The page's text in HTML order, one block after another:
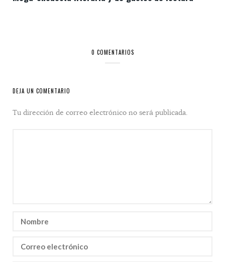
0 COMENTARIOS
DEJA UN COMENTARIO
Tu dirección de correo electrónico no será publicada.